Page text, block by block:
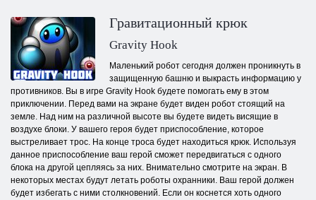
Гравитационный крюк
Gravity Hook
Маленький робот сегодня должен проникнуть в
защищенную башню и выкрасть информацию у
противников. Вы в игре Gravity Hook будете помогать ему в этом
приключении. Перед вами на экране будет виден робот стоящий на
земле. Над ним на различной высоте вы будете видеть висящие в
воздухе блоки. У вашего героя будет приспособление, которое
выстреливает трос. На конце троса будет находиться крюк. Используя
данное приспособление ваш герой сможет передвигаться с одного
блока на другой цепляясь за них. Внимательно смотрите на экран. В
некоторых местах будут летать роботы охранники. Ваш герой должен
будет избегать с ними столкновений. Если он коснется хоть одного